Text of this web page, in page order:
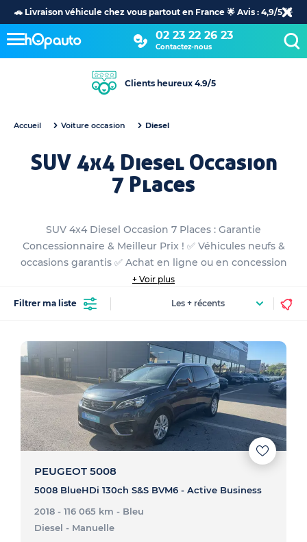
🚗 Livraison véhicule chez vous partout en France 🌟 Avis : 4,9/5 🌟
02 23 22 26 23
Contactez-nous
Clients heureux 4.9/5
Accueil Voiture occasion Diesel
SUV 4x4 Diesel Occasion
7 Places
SUV 4x4 Diesel Occasion 7 Places : Garantie
Concessionnaire & Meilleur Prix ! ✅ Véhicules neufs &
occasions garantis ✅ Achat en ligne ou en concession
+ Voir plus
Filtrer ma liste
PEUGEOT 5008
5008 BlueHDi 130ch S&S BVM6 - Active Business
2018 - 116 065 km - Bleu
Diesel - Manuelle